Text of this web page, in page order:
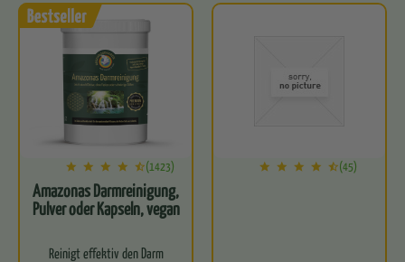
(1423)
Amazonas Darmreinigung,
Pulver oder Kapseln, vegan
Reinigt effektiv den Darm
(45)